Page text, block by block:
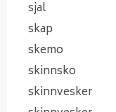
sjal
skap
skemo
skinnsko
skinnvesker